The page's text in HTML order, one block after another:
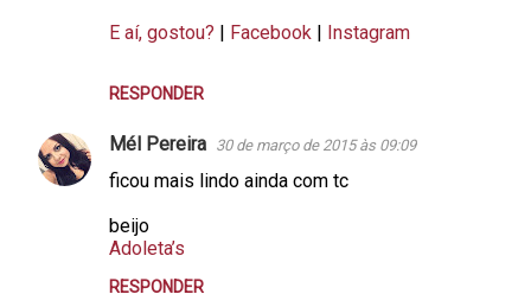
E aí, gostou? | Facebook | Instagram
RESPONDER
Mél Pereira 30 de março de 2015 às 09:09
ficou mais lindo ainda com tc
beijo
Adoleta’s
RESPONDER